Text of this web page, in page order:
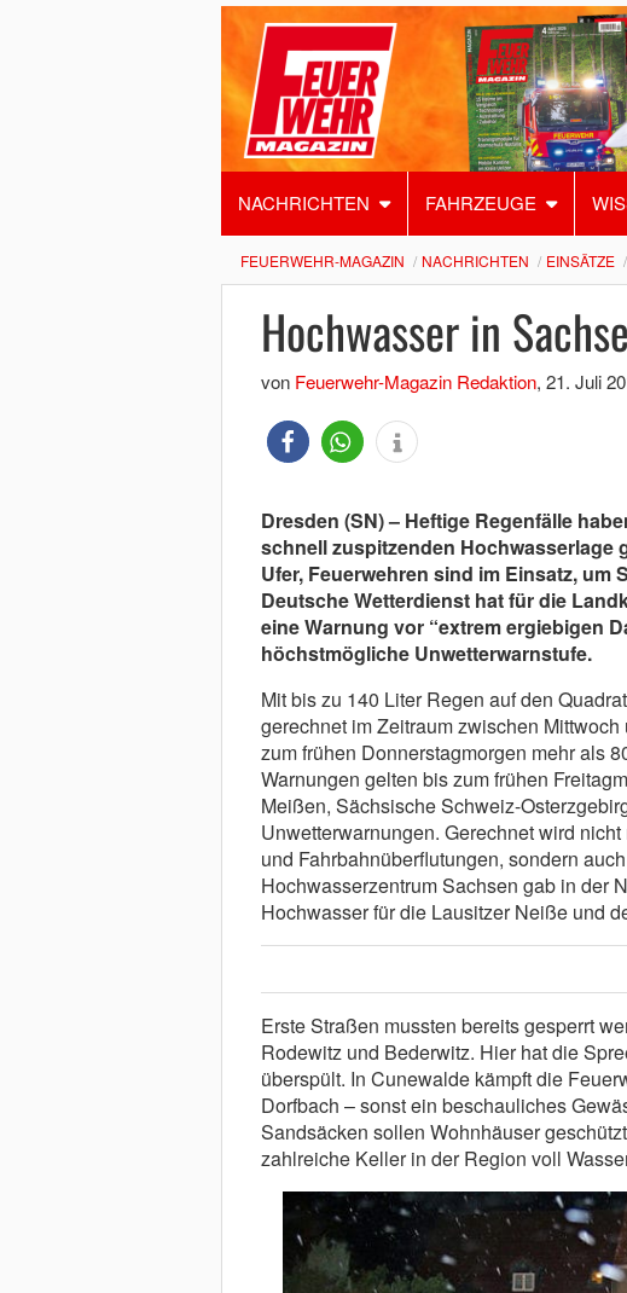
NACHRICHTEN FAHRZEUGE
FEUERWEHR-MAGAZIN NACHRICHTEN EINSÄTZE
Hochwasser in
von Feuerwehr-Magazin Redaktion, 21. Juli
Dresden (SN) – Heftige Regenfälle
schnell zuspitzenden Hochwasserlage
Ufer, Feuerwehren sind im Einsatz, um
Deutsche Wetterdienst hat für die
eine Warnung vor “extrem ergiebigen
höchstmögliche Unwetterwarnstufe.
Mit bis zu 140 Liter Regen auf den
gerechnet im Zeitraum zwischen
zum frühen Donnerstagmorgen mehr als
Warnungen gelten bis zum frühen
Meißen, Sächsische Schweiz-
Unwetterwarnungen. Gerechnet wird
und Fahrbahnüberflutungen, sondern
Hochwasserzentrum Sachsen gab in der
Hochwasser für die Lausitzer Neiße und
Erste Straßen mussten bereits gesperrt
Rodewitz und Bederwitz. Hier hat die
überspült. In Cunewalde kämpft die
Dorfbach – sonst ein beschauliches
Sandsäcken sollen Wohnhäuser
zahlreiche Keller in der Region voll